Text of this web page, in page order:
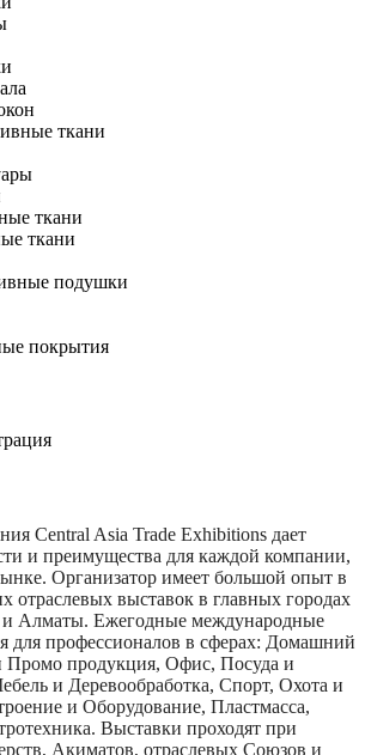
ткани
ткани
ткани
подушки
покрытия
Central Asia Trade Exhibitions дает
и преимущества для каждой компании,
Организатор имеет большой опыт в
отраслевых выставок в главных городах
и Алматы. Ежегодные международные
для профессионалов в сферах: Домашний
Промо продукция, Офис, Посуда и
и Деревообработка, Спорт, Охота и
и Оборудование, Пластмасса,
Выставки проходят при
Акиматов, отраслевых Союзов и